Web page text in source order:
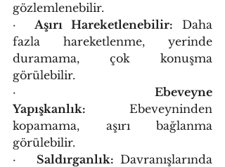
gözlemlenebilir.
· Aşırı Hareketlenebilir: Daha
fazla hareketlenme, yerinde
duramama, çok konuşma
görülebilir.
· Ebeveyne
Yapışkanlık: Ebeveyninden
kopamama, aşırı bağlanma
görülebilir.
· Saldırganlık: Davranışlarında